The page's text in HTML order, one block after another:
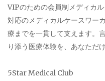
VIPのための会員制メディカ
対応のメディカルケースワー
療までを一貫して支えます。
り添う医療体験を、あなただ
5Star Medical Club